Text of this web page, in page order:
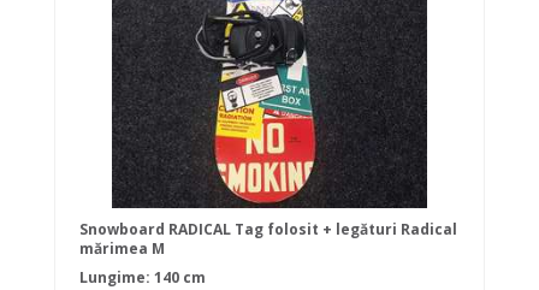
Snowboard RADICAL Tag folosit + legături Radical
mărimea M
Lungime: 140 cm